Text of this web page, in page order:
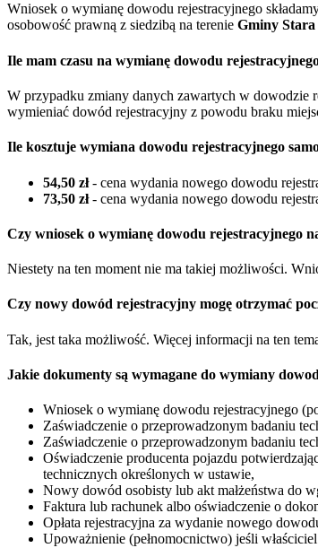
Wniosek o wymianę dowodu rejestracyjnego
osobowość prawną z siedzibą na terenie Gminy
Ile mam czasu na wymianę dowodu
W przypadku zmiany danych zawartych w dowodzie
wymieniać dowód rejestracyjny z powodu braku
Ile kosztuje wymiana dowodu rejestracyjnego
54,50 zł- cena wydania nowego dowodu
73,50 zł- cena wydania nowego dowodu
Czy wniosek o wymianę dowodu rejestracyjnego
Niestety na ten moment nie ma takiej możliwości.
Czy nowy dowód rejestracyjny mogę otrzymać
Tak, jest taka możliwość. Więcej informacji na ten
Jakie dokumenty są wymagane do wymiany
Wniosek o wymianę dowodu rejestracyjnego
Zaświadczenie o przeprowadzonym badaniu
Zaświadczenie o przeprowadzonym badaniu
Oświadczenie producenta pojazdu
technicznych określonych w ustawie,
Nowy dowód osobisty lub akt małżeństwa do
Faktura lub rachunek albo oświadczenie o
Opłata rejestracyjna za wydanie nowego
Upoważnienie (pełnomocnictwo) jeśli